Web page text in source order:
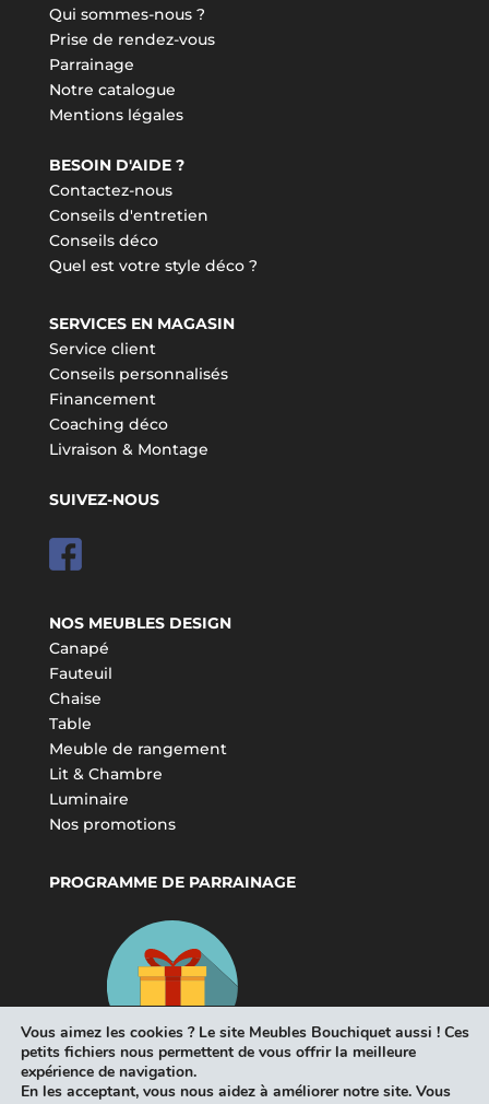
Qui sommes-nous ?
Prise de rendez-vous
Parrainage
Notre catalogue
Mentions légales
BESOIN D'AIDE ?
Contactez-nous
Conseils d'entretien
Conseils déco
Quel est votre style déco ?
SERVICES EN MAGASIN
Service client
Conseils personnalisés
Financement
Coaching déco
Livraison & Montage
SUIVEZ-NOUS
NOS MEUBLES DESIGN
Canapé
Fauteuil
Chaise
Table
Meuble de rangement
Lit & Chambre
Luminaire
Nos promotions
PROGRAMME DE PARRAINAGE
Vous aimez les cookies ? Le site Meubles Bouchiquet aussi ! Ces
petits fichiers nous permettent de vous offrir la meilleure
expérience de navigation.
En les acceptant, vous nous aidez à améliorer notre site. Vous